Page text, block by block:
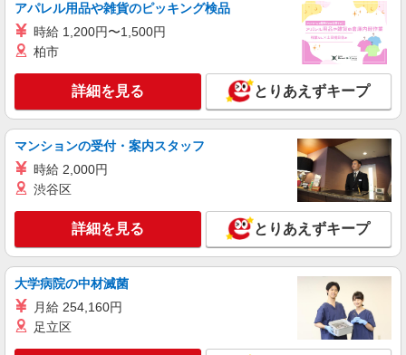
アパレル用品や雑貨のピッキング検品
時給 1,200円〜1,500円
柏市
詳細を見る とりあえずキープ
マンションの受付・案内スタッフ
時給 2,000円
渋谷区
詳細を見る とりあえずキープ
大学病院の中材滅菌
月給 254,160円
足立区